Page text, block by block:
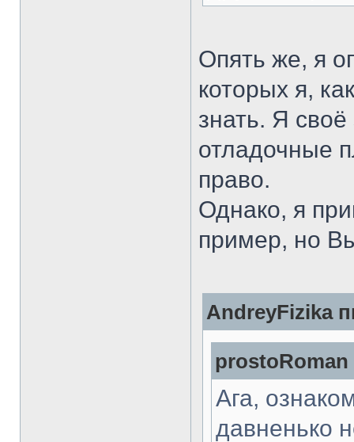
Опять же, я
которых я,
знать. Я
отладочные
право.
Однако, я
пример, но
AndreyFizika
prostoRoman
Ага,
давненько